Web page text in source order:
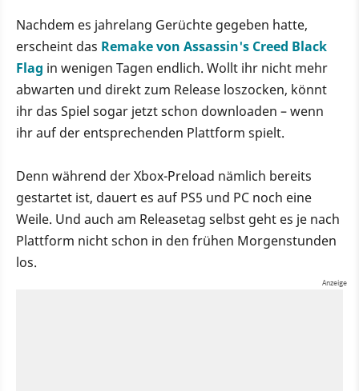
Nachdem es jahrelang Gerüchte gegeben hatte,
erscheint das Remake von Assassin's Creed Black
Flag in wenigen Tagen endlich. Wollt ihr nicht mehr
abwarten und direkt zum Release loszocken, könnt
ihr das Spiel sogar jetzt schon downloaden – wenn
ihr auf der entsprechenden Plattform spielt.
Denn während der Xbox-Preload nämlich bereits
gestartet ist, dauert es auf PS5 und PC noch eine
Weile. Und auch am Releasetag selbst geht es je nach
Plattform nicht schon in den frühen Morgenstunden
los.